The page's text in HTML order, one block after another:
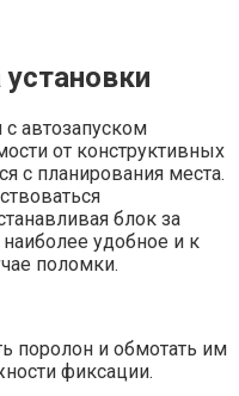
автозапуском
от конструктивных
с планирования места.
блок за
удобное и к
поломки.
поролон и обмотать им
фиксации.